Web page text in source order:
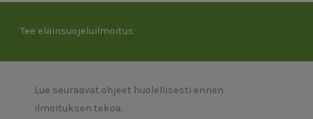
Tee eläinsuojeluilmoitus
Lue seuraavat ohjeet huolellisesti ennen
ilmoituksen tekoa: